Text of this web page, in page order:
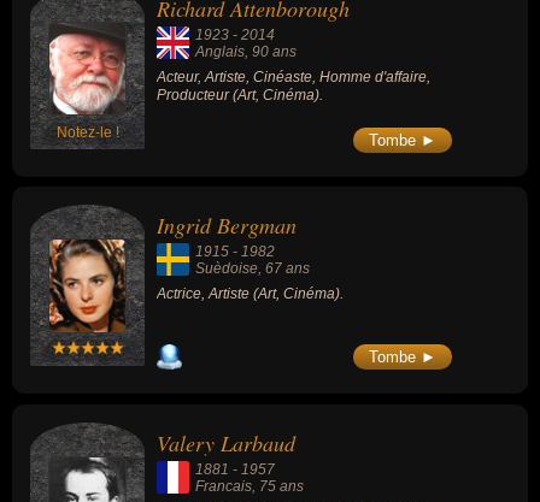
Notez-le !
Richard Attenborough
1923 - 2014
Anglais , 90 ans
Acteur, Artiste, Cinéaste, Homme d'affaire,
Producteur (Art, Cinéma).
Tombe ►
Ingrid Bergman
1915 - 1982
Suèdoise, 67 ans
Actrice, Artiste (Art, Cinéma).
Tombe ►
Valery Larbaud
1881 - 1957
Francais, 75 ans